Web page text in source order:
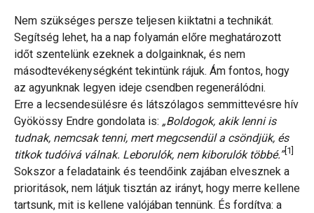
Nem szükséges persze teljesen kiiktatni a technikát.
Segítség lehet, ha a nap folyamán előre meghatározott
időt szentelünk ezeknek a dolgainknak, és nem
másodtevékenységként tekintünk rájuk. Ám fontos, hogy
az agyunknak legyen ideje csendben regenerálódni.
Erre a lecsendesülésre és látszólagos semmittevésre hív
Gyökössy Endre gondolata is: „Boldogok, akik lenni is
tudnak, nemcsak tenni, mert megcsendül a csöndjük, és
titkok tudóivá válnak. Leborulók, nem kiborulók többé.”[1]
Sokszor a feladataink és teendőink zajában elvesznek a
prioritások, nem látjuk tisztán az irányt, hogy merre kellene
tartsunk, mit is kellene valójában tennünk. És fordítva: a